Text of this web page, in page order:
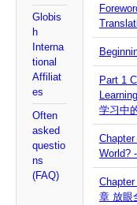
Globis
h
Interna
tional
Affiliat
es
Often
asked
questio
ns
(FAQ)
Part 1
学习中
World?
章 放眼